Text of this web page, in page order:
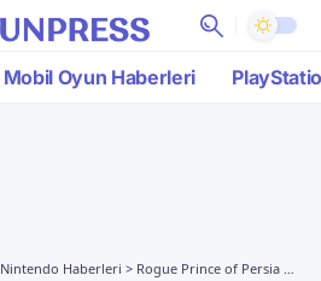
Mobil Oyun Haberleri
Nintendo Haberleri > Rogue Prince of Persia Switch 2 çıkış tarihi açıklandı